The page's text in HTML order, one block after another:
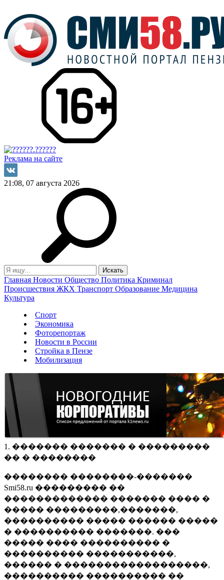
Реклама на сайте
21:08, 07 августа 2026
Главная Новости Общество Политика Криминал
Происшествия ЖКХ Транспорт Образование Медицина
Культура
Спорт
Экономика
Фоторепортаж
Новости в России
Стройка в Пензе
Мобилизация
1. ������� ������� � ���������
�� � ��������
�������� ��������-�������
Smi58.ru ��������� ��
������������� ������� ���� �
����� ���������,�������,
���������� ����� ������ �����
� ���������� �������. ���
����� ���� ���������� �
���������� �����������,
������ � ������������������,
���������� ���������� ��